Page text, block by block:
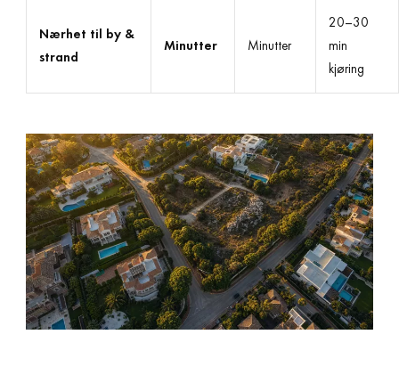
Nærhet til by &
strand
Minutter Minutter
20–30
min
kjøring